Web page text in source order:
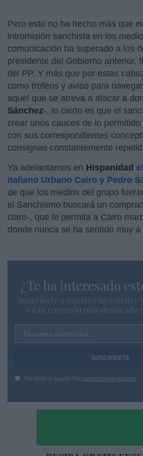
Pero esto no ha hecho más que
intromisión sanchista en los
comunicación ha superado a los
presidente del Gobierno anterior,
del PP. Y más que por estas
como trofeos y aviso para
aquel que se atreva a atacar a
Sánchez-, lo cierto es que el
crear unos cauces de lo permitido
con sus correspondientes
consignas constantemente
Ya adelantamos en Hispanidad
italiano Urbano Cairo y Pedro
de que los medios del grupo
el Sanchismo buscará un
claro-, que le permita a Cairo
donde nunca se ha sentido muy a
¿Te ha interesado
Suscríbete a nuestro newsletter
en tu correo lo más destacado
Tu correo electrónico...
He leído y acepto las condiciones legales